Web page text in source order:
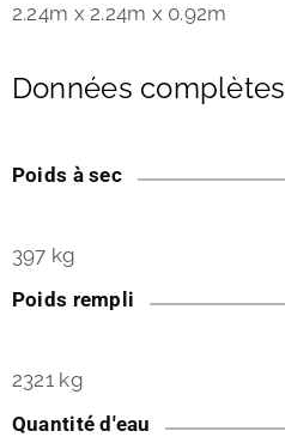
2.24m x 2.24m x 0.92m
Données complètes
Poids à sec
397 kg
Poids rempli
2321 kg
Quantité d'eau